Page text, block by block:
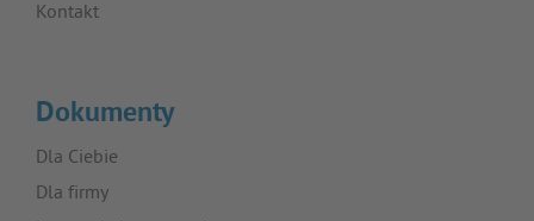
Kontakt
Dokumenty
Dla Ciebie
Dla firmy